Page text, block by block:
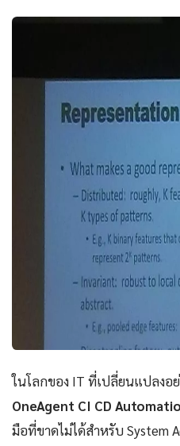
ในโลกของ IT ที่เปลี่ยนแปลงอย่
OneAgent CI CD
มือที่ขาดไม่ได้สำหรับ System